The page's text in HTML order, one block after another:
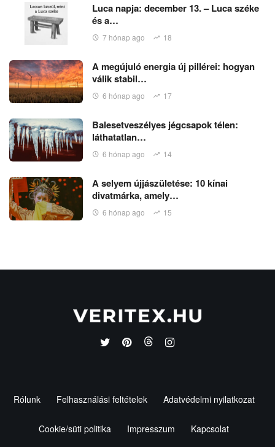
Luca napja: december 13. – Luca széke
és a…
7 hónap ago 18
A megújuló energia új pillérei: hogyan
válik stabil…
6 hónap ago 17
Balesetveszélyes jégcsapok télen:
láthatatlan…
6 hónap ago 14
A selyem újjászületése: 10 kínai
divatmárka, amely…
6 hónap ago 15
Rólunk Felhasználási feltételek Adatvédelmi nyilatkozat
Cookie/süti politika Impresszum Kapcsolat